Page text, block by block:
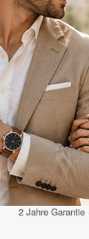
2 Jahre Garantie